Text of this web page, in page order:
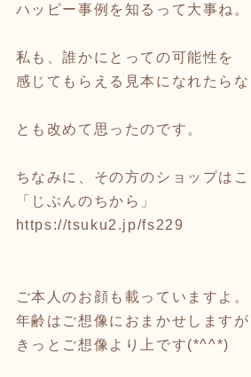
ハッピー事例を知るって大事ね。
私も、誰かにとっての可能性を
感じてもらえる見本になれたらな
とも改めて思ったのです。
ちなみに、その方のショップはこ
「じぶんのちから」
https://tsuku2.jp/fs229
ご本人のお顔も載っていますよ。
年齢はご想像におまかせしますが
きっとご想像より上です(*^^*)